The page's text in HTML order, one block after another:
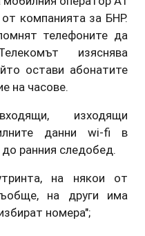
компанията за БНР.
телефоните да
изяснява
остави абонатите
на часове.
изходящи
данни wi-fi в
ранния следобед.
на някои от
на други има
номера";